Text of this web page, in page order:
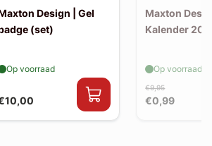
Design | Gel
(set)
Op voorraad
Maxton
Kalender
€9,95
€0,99
Op voorraad